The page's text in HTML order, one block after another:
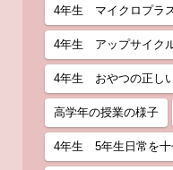
4年生 マイクロプラ
4年生 アップサイク
4年生 おやつの正し
高学年の授業の様子
4年生 5年生日常を十